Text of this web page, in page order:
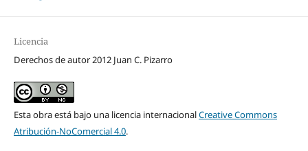
Licencia
Derechos de autor 2012 Juan C. Pizarro
Esta obra está bajo una licencia internacionalCreative Commons
Atribución-NoComercial 4.0.